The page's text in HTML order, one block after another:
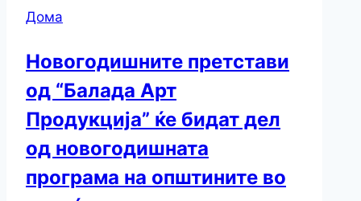
Дома
Новогодишните претстави
од “Балада Арт
Продукција” ќе бидат дел
од новогодишната
програма на општините во